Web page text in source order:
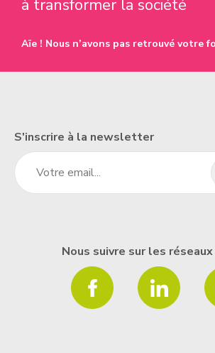
à transformer la société
Aïe ! Nous n’avons pas retrouvé votre
S'inscrire à la newsletter
Nous suivre sur les